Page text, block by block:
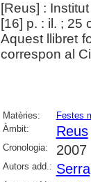
[Reus] :
[16] p. : il. ; 25
Aquest llibret
correspon al
Matèries: Festes
Àmbit:
Reus
Cronologia: 2007
Autors add.: